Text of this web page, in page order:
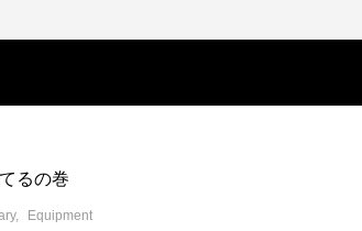
るの巻
Equipment